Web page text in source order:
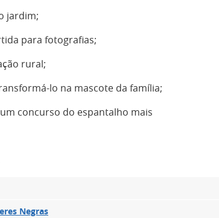
jardim;
para fotografias;
rural;
lo na mascote da família;
concurso do espantalho mais
Negras